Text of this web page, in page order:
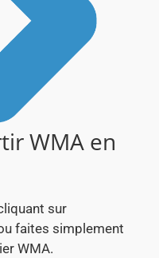
WMA en
sur
faites simplement
WMA.